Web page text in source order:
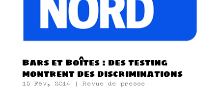
Bars et Boîtes : des testing
montrent des discriminations
15 Fév, 2014 | Revue de presse